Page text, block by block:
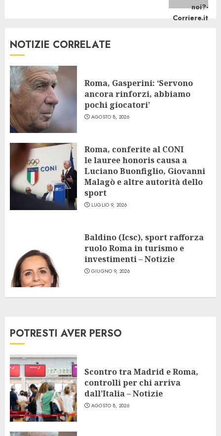
NOTIZIE CORRELATE
Roma, Gasperini: ‘Servono
ancora rinforzi, abbiamo
pochi giocatori’
AGOSTO 8, 2026
Roma, conferite al CONI
le lauree honoris causa a
Luciano Buonfiglio, Giovanni
Malagò e altre autorità dello
sport
LUGLIO 9, 2026
Baldino (Icsc), sport rafforza
ruolo Roma in turismo e
investimenti – Notizie
GIUGNO 9, 2026
POTRESTI AVER PERSO
Scontro tra Madrid e Roma,
controlli per chi arriva
dall’Italia – Notizie
AGOSTO 8, 2026